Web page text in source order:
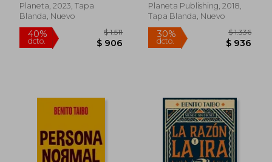
Planeta, 2023, Tapa
Blanda, Nuevo
Planeta Publishing, 2018,
Tapa Blanda, Nuevo